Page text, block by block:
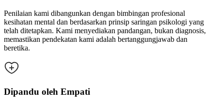
Penilaian kami dibangunkan dengan bimbingan profesional
kesihatan mental dan berdasarkan prinsip saringan psikologi yang
telah ditetapkan. Kami menyediakan pandangan, bukan diagnosis,
memastikan pendekatan kami adalah bertanggungjawab dan
beretika.
Dipandu oleh Empati